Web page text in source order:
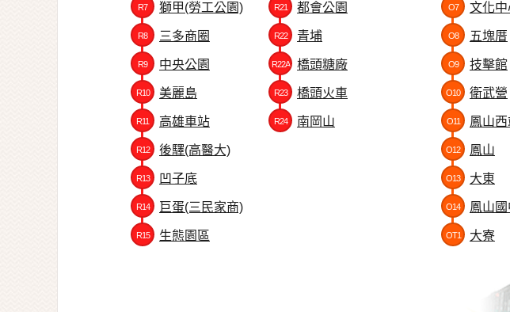
R7 獅甲(勞工公園)
R8 三多商圈
R9 中央公園
R10 美麗島
R11 高雄車站
R12 後驛(高醫大)
R13 凹子底
R14 巨蛋(三民家商)
R15 生態園區
R21 都會公園
R22 青埔
R22A 橋頭糖廠
R23 橋頭火車
R24 南岡山
O7 文化中
O8 五塊厝
O9 技擊館
O10 衛武營
O11 鳳山
O12 鳳山
O13 大東
O14 鳳山國
OT1 大寮